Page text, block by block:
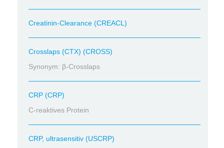
Creatinin-Clearance (CREACL)
Crosslaps (CTX) (CROSS)
Synonym: β-Crosslaps
CRP (CRP)
C-reaktives Protein
CRP, ultrasensitiv (USCRP)